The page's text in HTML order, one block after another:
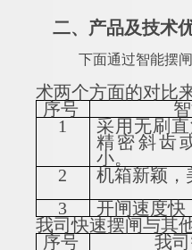
二、产品及技术
下面通过智能摆
术两个方面的对比
序号
1
采用无刷
精密斜齿
小。
2
机箱新颖，
3
开闸速度快
我司快速摆闸与其
序号
我